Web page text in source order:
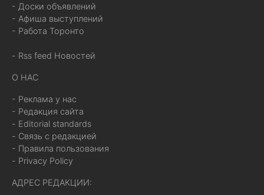
- Доски объявлений
- Афиша выступлений
- Работа Торонто
- Rss feed Новостей
О НАС
- Реклама у нас
- Редакция сайта
- Editorial standards
- Связь с редакцией
- Правила пользования
- Privacy Policy
АДРЕС РЕДАКЦИИ: